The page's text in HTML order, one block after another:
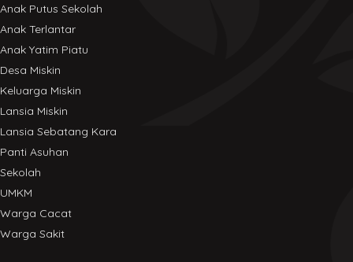
Anak Putus Sekolah
Anak Terlantar
Anak Yatim Piatu
Desa Miskin
Keluarga Miskin
Lansia Miskin
Lansia Sebatang Kara
Panti Asuhan
Sekolah
UMKM
Warga Cacat
Warga Sakit